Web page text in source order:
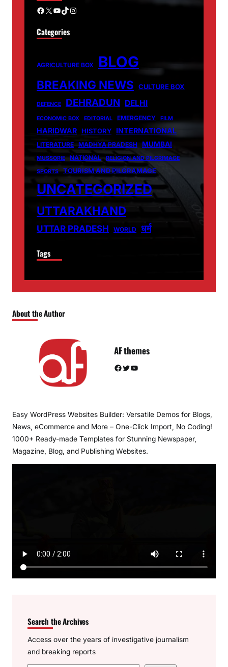
Facebook X YouTube TikTok Instagram
Categories
AGRICULTURE BOX BLOG
BREAKING NEWS CULTURE BOX
DEFENCE DEHRADUN DELHI
ECONOMIC BOX EDITORIAL EMERGENCY FILM
HARIDWAR HISTORY INTERNATIONAL
LITERATURE MADHYA PRADESH MUMBAI
MUSSORIE NATIONAL
RELIGION AND PILGRIMAGE
SPORTS
TOURISM AND PILGRAMAGE
UNCATEGORIZED
UTTARAKHAND
UTTAR PRADESH WORLD धर्म
Tags
About the Author
AF themes
Facebook Twitter YouTube
Easy WordPress Websites Builder: Versatile Demos for Blogs,
News, eCommerce and More – One-Click Import, No Coding!
1000+ Ready-made Templates for Stunning Newspaper,
Magazine, Blog, and Publishing Websites.
Search the Archives
Access over the years of investigative journalism
and breaking reports